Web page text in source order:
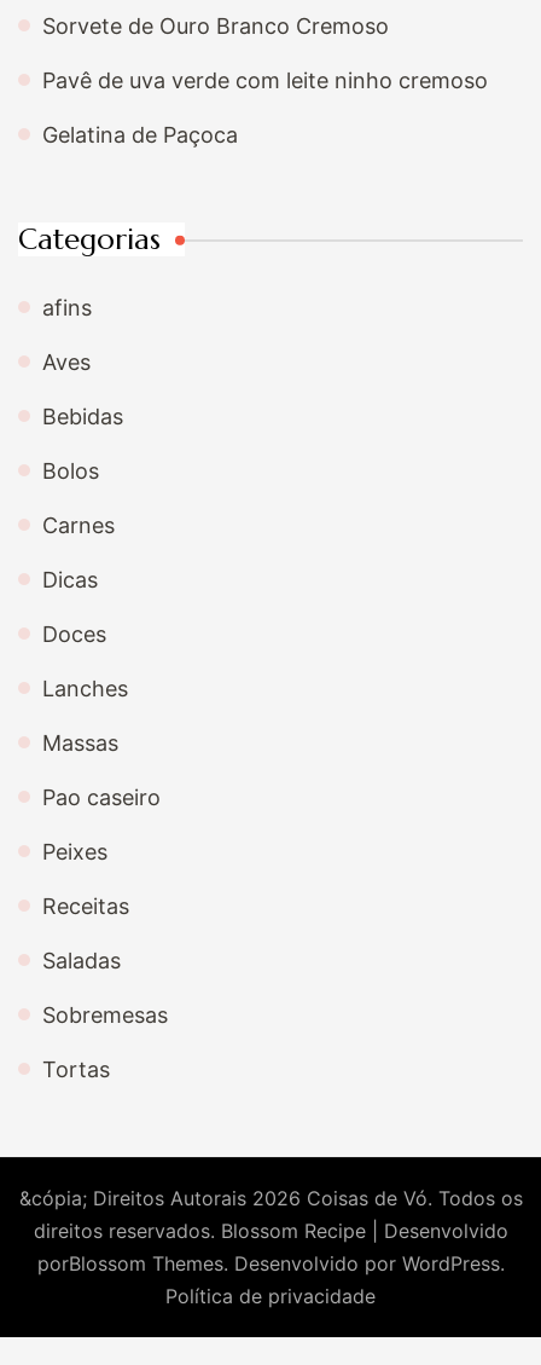
Sorvete de Ouro Branco Cremoso
Pavê de uva verde com leite ninho cremoso
Gelatina de Paçoca
Categorias
afins
Aves
Bebidas
Bolos
Carnes
Dicas
Doces
Lanches
Massas
Pao caseiro
Peixes
Receitas
Saladas
Sobremesas
Tortas
&cópia; Direitos Autorais 2026 Coisas de Vó. Todos os
direitos reservados. Blossom Recipe | Desenvolvido
porBlossom Themes. Desenvolvido por WordPress.
Política de privacidade